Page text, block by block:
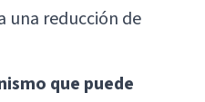
una reducción de
que puede